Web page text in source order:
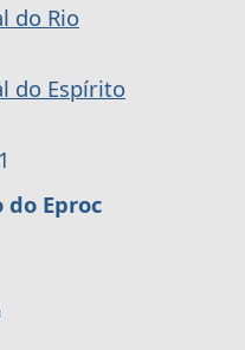
do Rio
do Espírito
Eproc